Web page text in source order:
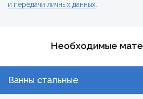
и передачи личных данных
Необходимые
Ванны стальные